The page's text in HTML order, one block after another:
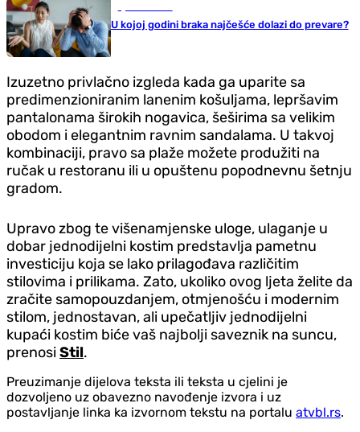
U kojoj godini braka najčešće dolazi do prevare?
Izuzetno privlačno izgleda kada ga uparite sa
predimenzioniranim lanenim košuljama, lepršavim
pantalonama širokih nogavica, šeširima sa velikim
obodom i elegantnim ravnim sandalama. U takvoj
kombinaciji, pravo sa plaže možete produžiti na
ručak u restoranu ili u opuštenu popodnevnu šetnju
gradom.
Upravo zbog te višenamjenske uloge, ulaganje u
dobar jednodijelni kostim predstavlja pametnu
investiciju koja se lako prilagođava različitim
stilovima i prilikama. Zato, ukoliko ovog ljeta želite da
zračite samopouzdanjem, otmjenošću i modernim
stilom, jednostavan, ali upečatljiv jednodijelni
kupaći kostim biće vaš najbolji saveznik na suncu,
prenosiStil.
Preuzimanje dijelova teksta ili teksta u cjelini je
dozvoljeno uz obavezno navođenje izvora i uz
postavljanje linka ka izvornom tekstu na portalu atvbl.rs.